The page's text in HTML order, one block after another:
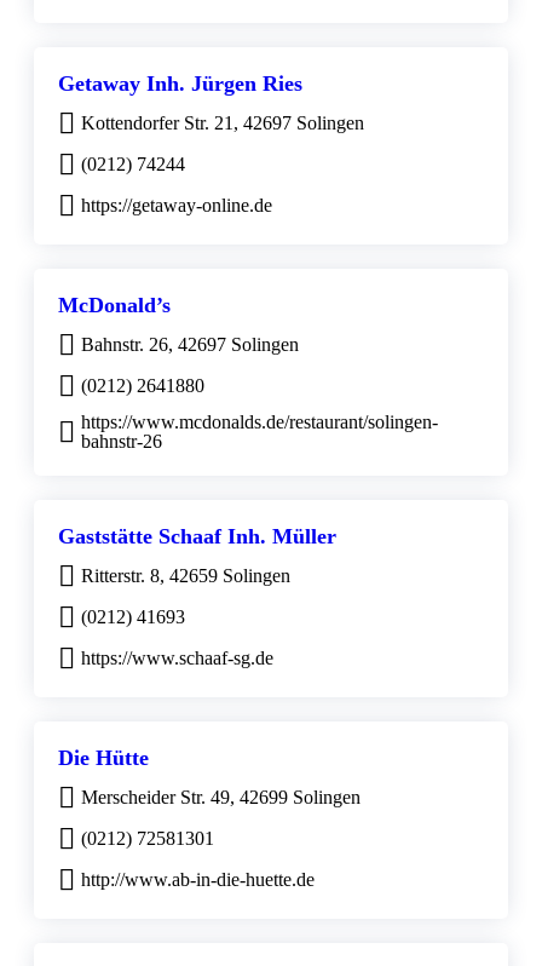
Getaway Inh. Jürgen Ries
Kottendorfer Str. 21, 42697 Solingen
(0212) 74244
https://getaway-online.de
McDonald’s
Bahnstr. 26, 42697 Solingen
(0212) 2641880
https://www.mcdonalds.de/restaurant/solingen-
bahnstr-26
Gaststätte Schaaf Inh. Müller
Ritterstr. 8, 42659 Solingen
(0212) 41693
https://www.schaaf-sg.de
Die Hütte
Merscheider Str. 49, 42699 Solingen
(0212) 72581301
http://www.ab-in-die-huette.de